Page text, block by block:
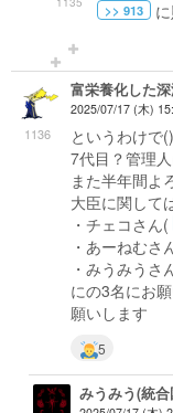
>> 913
1136
富栄養化した
2025/07/17 (木)
というわけで()
7代目？管理人
また半年間よ
大臣に関しては
・チェコさん(
・あーねむさ
・みうみうさ
にの3名にお
願いします
5
みうみう(統